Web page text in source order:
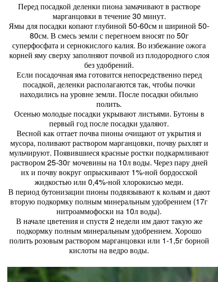
Перед посадкой деленки пиона замачивают в растворе
марганцовки в течение 30 минут.
Ямы для посадки копают глубиной 50-60см и шириной 50-
80см. В смесь земли с перегноем вносят по 50г
суперфосфата и сернокислого калия. Во избежание ожога
корней яму сверху заполняют почвой из плодородного слоя
без удобрений.
Если посадочная яма готовится непосредственно перед
посадкой, деленки располагаются так, чтобы почки
находились на уровне земли. После посадки обильно
полить.
Осенью молодые посадки укрывают листьями. Бутоны в
первый год после посадки удаляют.
Весной как оттает почва пионы очищают от укрытия и
мусора, поливают раствором марганцовки, почву рыхлят и
мульчируют. Появившиеся красные ростки подкармливают
раствором 25-30г мочевины на 10л воды. Через пару дней
их и почву вокруг опрыскивают 1%-ной бордосской
жидкостью или 0,4%-ной хлорокисью меди.
В период бутонизации пионы подвязывают к кольям и дают
вторую подкормку полным минеральным удобрением (17г
нитроаммофоски на 10л воды).
В начале цветения и спустя 2 недели им дают такую же
подкормку полным минеральным удобрением. Хорошо
полить розовым раствором марганцовки или 1-1,5г борной
кислоты на ведро воды.